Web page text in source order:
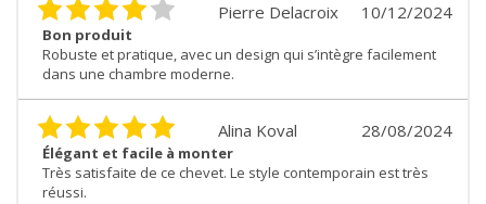
10/12/2024
Pierre Delacroix
Bon produit
Robuste et pratique, avec un design qui s’intègre facilement
dans une chambre moderne.
28/08/2024
Alina Koval
Élégant et facile à monter
Très satisfaite de ce chevet. Le style contemporain est très
réussi.